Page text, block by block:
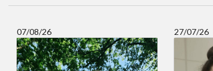
07/08/26 27/07/26